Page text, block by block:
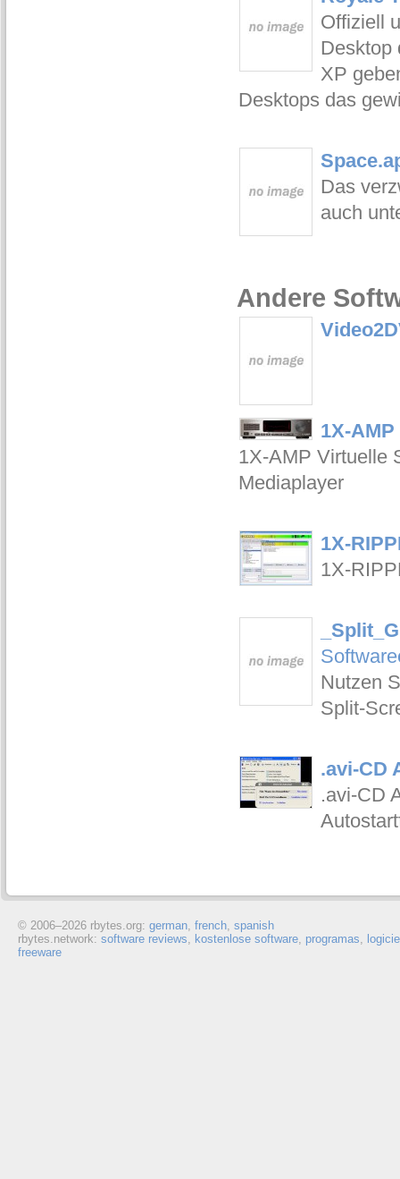
Offiziell
Desktop
XP
Desktops das
Das
auch
Andere
1X-AMP
1X-AMP Virtuelle
Mediaplayer
1X-
1X-
Nutzen
Split-
.avi-CD
.avi-CD
© 2006–2026 rbytes.org:german,french,spanish
rbytes.network:software reviews, kostenlose software, programas,
freeware